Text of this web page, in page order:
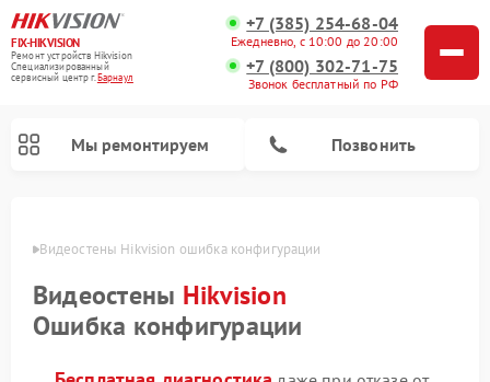
FIX-HIKVISION
Ремонт устройств Hikvision
Специализированный
cервисный центр г.Барнаул
+7 (385) 254-68-04
Ежедневно, с 10:00 до 20:00
+7 (800) 302-71-75
Звонок бесплатный по РФ
Мы ремонтируем Позвонить
Видеостены Hikvision ошибка конфигурации
Видеостены Hikvision
Ошибка конфигурации